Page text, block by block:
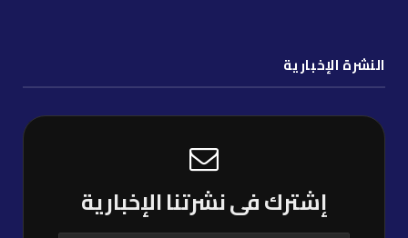
النشرة الإخبارية
إشترك فى نشرتنا الإخبارية